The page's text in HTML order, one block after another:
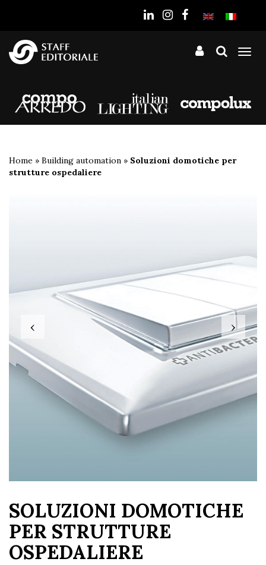
Home » Building automation » Soluzioni domotiche per
strutture ospedaliere
‹ ›
SOLUZIONI DOMOTICHE
PER STRUTTURE
OSPEDALIERE